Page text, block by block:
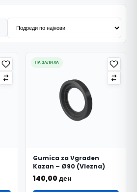
НА ЗАЛИХА
Gumica za Vgraden
Kazan – Ø90 (Vlezna)
140,00 ден